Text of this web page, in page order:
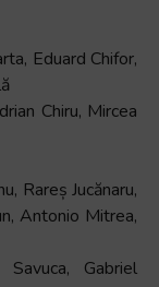
Eduard Chifor,
Chiru, Mircea
Rareș Jucănaru,
Antonio Mitrea,
Gabriel